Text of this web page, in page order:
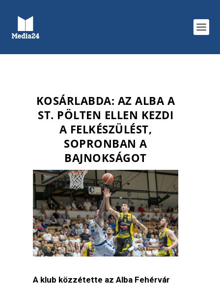
KOSÁRLABDA: AZ ALBA A
ST. PÖLTEN ELLEN KEZDI
A FELKÉSZÜLÉST,
SOPRONBAN A
BAJNOKSÁGOT
A klub közzétette az Alba Fehérvár